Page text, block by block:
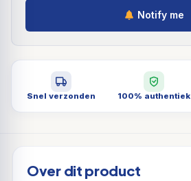
Notify me
Snel verzonden 100% authentiek
Over dit product